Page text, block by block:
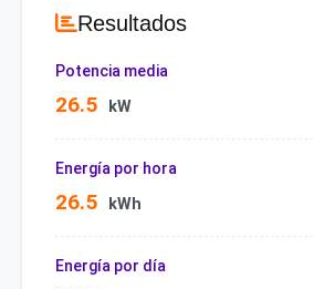
Resultados
Potencia media
26.5 kW
Energía por hora
26.5 kWh
Energía por día